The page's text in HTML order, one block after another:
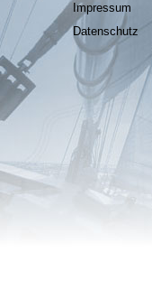
Impressum
Datenschutz